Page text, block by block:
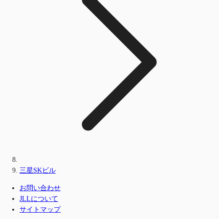
三星SKビル
お問い合わせ
JLLについて
サイトマップ